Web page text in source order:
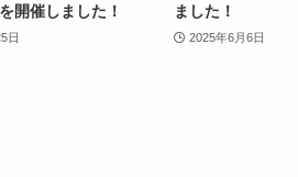
開催しました！
日
ました！
2025年6月6日